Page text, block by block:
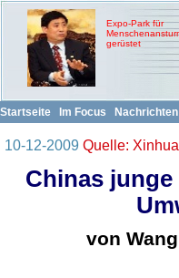
10-12-2009 Quelle: Xinhua
Chinas
von